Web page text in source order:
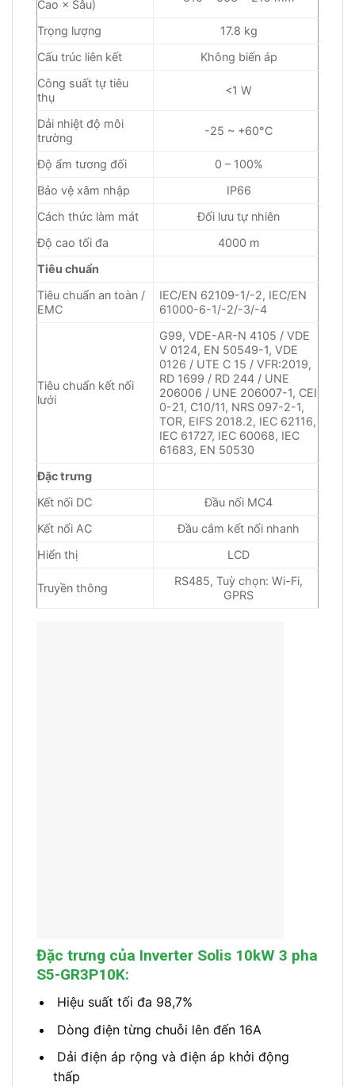
Cao × Sâu)
Trọng lượng
17.8 kg
Cấu trúc liên kết
Không biến áp
Công suất tự tiêu
thụ
<1 W
Dải nhiệt độ môi
trường
-25 ~ +60°C
Độ ẩm tương đối
0 – 100%
Bảo vệ xâm nhập
IP66
Cách thức làm mát
Đối lưu tự nhiên
Độ cao tối đa
4000 m
Tiêu chuẩn
Tiêu chuẩn an toàn /
EMC
IEC/EN 62109-1/-2, IEC/EN
61000-6-1/-2/-3/-4
Tiêu chuẩn kết nối
lưới
G99, VDE-AR-N 4105 / VDE
V 0124, EN 50549-1, VDE
0126 / UTE C 15 / VFR:2019,
RD 1699 / RD 244 / UNE
206006 / UNE 206007-1, CEI
0-21, C10/11, NRS 097-2-1,
TOR, EIFS 2018.2, IEC 62116,
IEC 61727, IEC 60068, IEC
61683, EN 50530
Đặc trưng
Kết nối DC
Đầu nối MC4
Kết nối AC
Đầu cắm kết nối nhanh
Hiển thị
LCD
Truyền thông
RS485, Tuỳ chọn: Wi-Fi,
GPRS
Đặc trưng của Inverter Solis 10kW 3 pha
S5-GR3P10K:
Hiệu suất tối đa 98,7%
Dòng điện từng chuỗi lên đến 16A
Dải điện áp rộng và điện áp khởi động
thấp